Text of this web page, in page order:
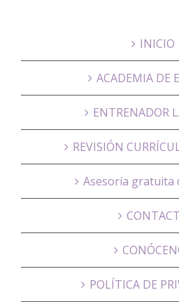
INICIO
ACADEMIA DE
ENTRENADOR
REVISIÓN
Asesoría gratuita
POLÍTICA DE